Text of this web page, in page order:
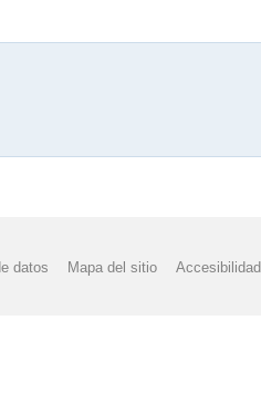
datos Mapa del sitio Accesibilidad